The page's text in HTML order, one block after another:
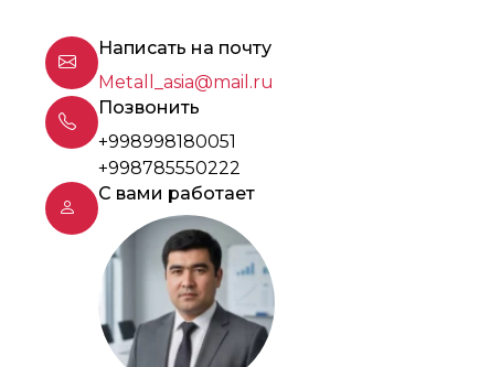
Написать на почту
Metall_asia@mail.ru
Позвонить
+998998180051
+998785550222
С вами работает